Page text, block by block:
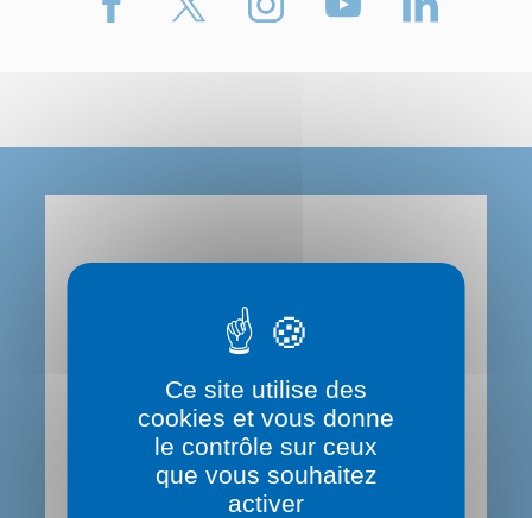
Contactez-nous
0 800 869 869 (service gratuit)
Hôtel du Département
Ce site utilise des
cookies et vous donne
le contrôle sur ceux
que vous souhaitez
activer